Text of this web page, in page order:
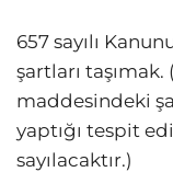
657 sayılı
şartları taşımak.
maddesindeki
yaptığı tespit
sayılacaktır.)